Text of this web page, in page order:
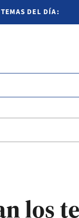
TEMAS DEL DÍA:
los